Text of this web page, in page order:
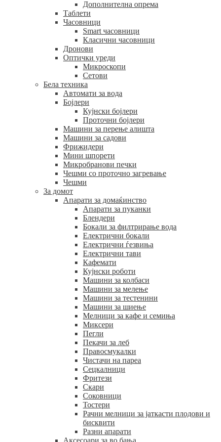
Дополнителна опрема
Таблети
Часовници
Smart часовници
Класични часовници
Дронови
Оптички уреди
Микроскопи
Сетови
Бела техника
Автомати за вода
Бојлери
Кујнски бојлери
Проточни бојлери
Машини за перење алишта
Машини за садови
Фрижидери
Мини шпорети
Микробранови печки
Чешми со проточно загревање
Чешми
За домот
Апарати за домаќинство
Апарати за пуканки
Блендери
Бокали за филтрирање вода
Електрични бокали
Електрични ѓезвиња
Електрични тави
Кафемати
Кујнски роботи
Машини за колбаси
Машини за мелење
Машини за тестенини
Машини за шиење
Мелници за кафе и семиња
Миксери
Пегли
Пекачи за леб
Правосмукалки
Чистачи на пареа
Сецкалници
Фритези
Скари
Соковници
Тостери
Рачни мелници за јаткасти плодови и
бисквити
Разни апарати
Аксесоари за во бања